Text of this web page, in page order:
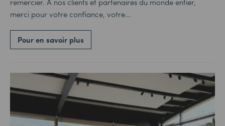
merci pour votre confiance, votre…
Pour en savoir plus